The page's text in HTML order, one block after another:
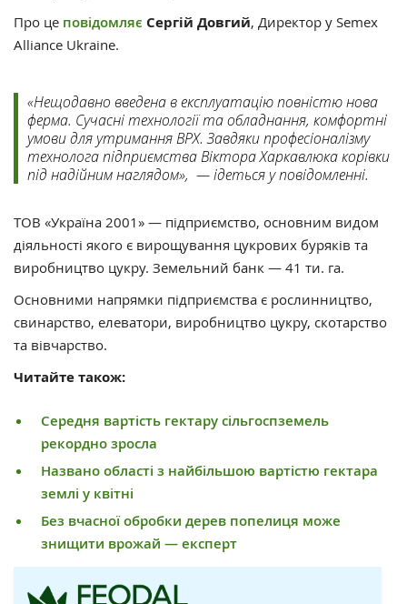
Про це повідомляє Сергій Довгий, Директор у Semex
Alliance Ukraine.
«Нещодавно введена в експлуатацію повністю нова
ферма. Сучасні технології та обладнання, комфортні
умови для утримання ВРХ. Завдяки професіоналізму
технолога підприємства Віктора Харкавлюка корівки
під надійним наглядом», — ідеться у повідомленні.
ТОВ «Україна 2001» — підприємство, основним видом
діяльності якого є вирощування цукрових буряків та
виробництво цукру. Земельний банк — 41 ти. га.
Основними напрямки підприємства є рослинництво,
свинарство, елеватори, виробництво цукру, скотарство
та вівчарство.
Читайте також:
Середня вартість гектару сільгоспземель
рекордно зросла
Названо області з найбільшою вартістю гектара
землі у квітні
Без вчасної обробки дерев попелиця може
знищити врожай — експерт